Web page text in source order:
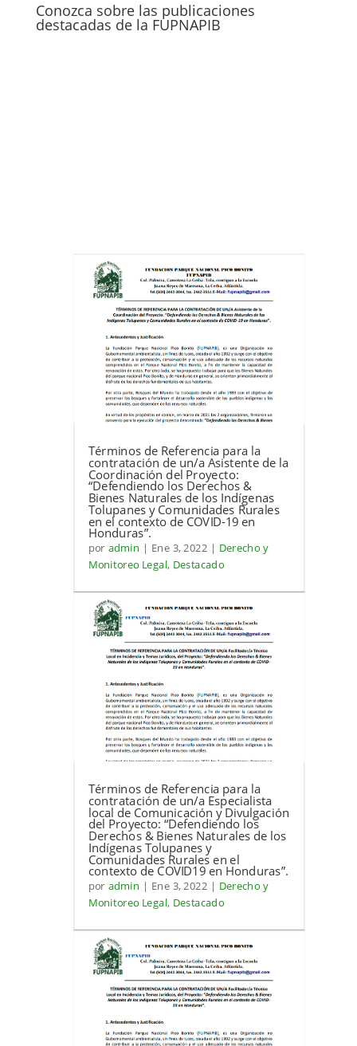
Conozca sobre las publicaciones
destacadas de la FUPNAPIB
Términos de Referencia para la
contratación de un/a Asistente de la
Coordinación del Proyecto:
“Defendiendo los Derechos &
Bienes Naturales de los Indígenas
Tolupanes y Comunidades Rurales
en el contexto de COVID-19 en
Honduras”.
por admin | Ene 3, 2022| Derecho y
Monitoreo Legal, Destacado
Términos de Referencia para la
contratación de un/a Especialista
local de Comunicación y Divulgación
del Proyecto: “Defendiendo los
Derechos & Bienes Naturales de los
Indígenas Tolupanes y
Comunidades Rurales en el
contexto de COVID19 en Honduras”.
por admin | Ene 3, 2022| Derecho y
Monitoreo Legal, Destacado